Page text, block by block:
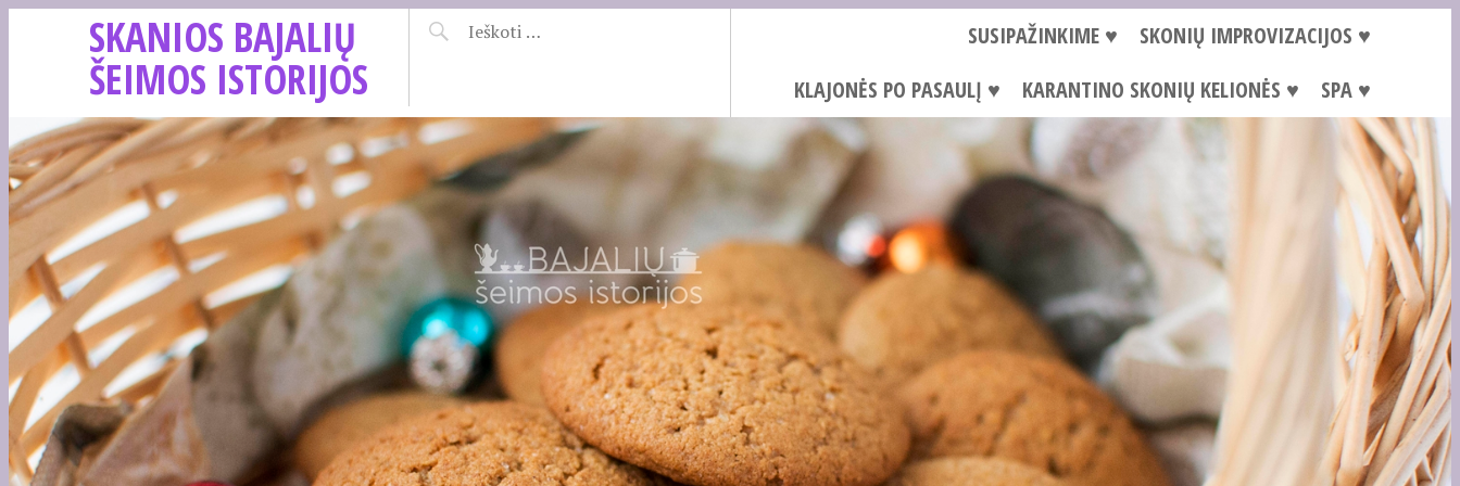
SKANIOS BAJALIŲ
ŠEIMOS ISTORIJOS
SUSIPAŽINKIME ♥
SKONIŲ IMPROVIZACIJOS ♥
KLAJONĖS PO PASAULĮ ♥
KARANTINO SKONIŲ KELIONĖS ♥ SPA ♥